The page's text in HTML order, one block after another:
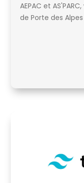
AEPAC et
de Porte des